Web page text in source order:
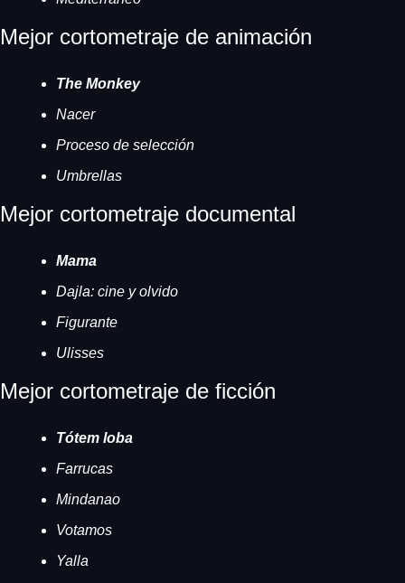
Mejor cortometraje de animación
The Monkey
Nacer
Proceso de selección
Umbrellas
Mejor cortometraje documental
Mama
Dajla: cine y olvido
Figurante
Ulisses
Mejor cortometraje de ficción
Tótem loba
Farrucas
Mindanao
Votamos
Yalla